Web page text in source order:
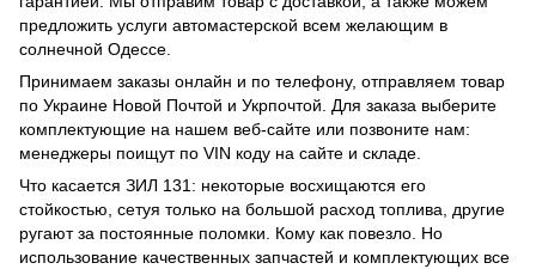
предложить услуги автомастерской всем желающим в
солнечной Одессе.
Принимаем заказы онлайн и по телефону, отправляем товар
по Украине Новой Почтой и Укрпочтой. Для заказа выберите
комплектующие на нашем веб-сайте или позвоните нам:
менеджеры поищут по VIN коду на сайте и складе.
Что касается ЗИЛ 131: некоторые восхищаются его
стойкостью, сетуя только на большой расход топлива, другие
ругают за постоянные поломки. Кому как повезло. Но
использование качественных запчастей и комплектующих все